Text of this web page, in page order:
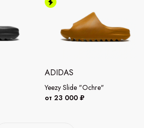
ADIDAS
Yeezy Slide "Ochre"
от 23 000 ₽